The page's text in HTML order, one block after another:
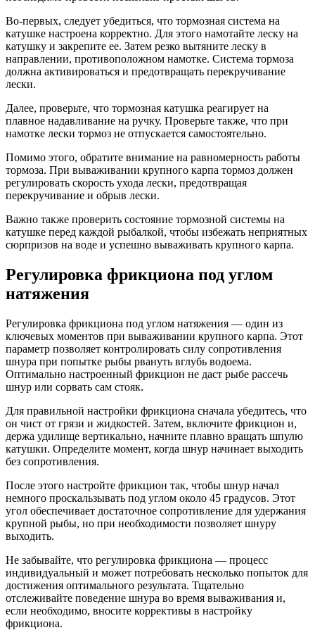
Во-первых, следует убедиться, что тормозная система на
катушке настроена корректно. Для этого намотайте леску на
катушку и закрепите ее. Затем резко вытяните леску в
направлении, противоположном намотке. Система тормоза
должна активироваться и предотвращать перекручивание
лески.
Далее, проверьте, что тормозная катушка реагирует на
плавное надавливание на ручку. Проверьте также, что при
намотке лески тормоз не отпускается самостоятельно.
Помимо этого, обратите внимание на равномерность работы
тормоза. При вываживании крупного карпа тормоз должен
регулировать скорость ухода лески, предотвращая
перекручивание и обрыв лески.
Важно также проверить состояние тормозной системы на
катушке перед каждой рыбалкой, чтобы избежать неприятных
сюрпризов на воде и успешно вываживать крупного карпа.
Регулировка фрикциона под углом
натяжения
Регулировка фрикциона под углом натяжения — один из
ключевых моментов при вываживании крупного карпа. Этот
параметр позволяет контролировать силу сопротивления
шнура при попытке рыбы рвануть вглубь водоема.
Оптимально настроенный фрикцион не даст рыбе рассечь
шнур или сорвать сам стояк.
Для правильной настройки фрикциона сначала убедитесь, что
он чист от грязи и жидкостей. Затем, включите фрикцион и,
держа удилище вертикально, начните плавно вращать шпулю
катушки. Определите момент, когда шнур начинает выходить
без сопротивления.
После этого настройте фрикцион так, чтобы шнур начал
немного проскальзывать под углом около 45 градусов. Этот
угол обеспечивает достаточное сопротивление для удержания
крупной рыбы, но при необходимости позволяет шнуру
выходить.
Не забывайте, что регулировка фрикциона — процесс
индивидуальный и может потребовать несколько попыток для
достижения оптимального результата. Тщательно
отслеживайте поведение шнура во время вываживания и,
если необходимо, вносите коррективы в настройку
фрикциона.